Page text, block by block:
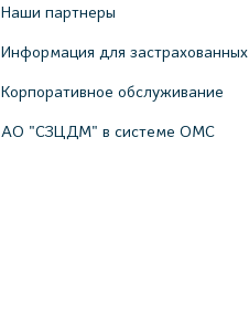
Наши партнеры
Информация для застрахованных
Корпоративное обслуживание
АО "СЗЦДМ" в системе ОМС